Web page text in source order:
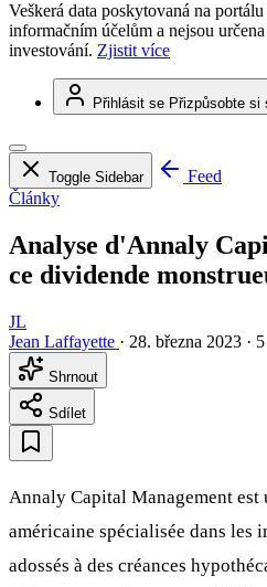
Veškerá data poskytovaná na
informačním účelům a nejsou
investování. Zjistit více
Přihlásit se Přizpůsobte si
Toggle Sidebar
Feed
Články
Analyse d'Annaly
ce dividende
JL
Jean Laffayette · 28. března 2023 ·
Shrnout
Sdílet
Annaly Capital Management est
américaine spécialisée dans les
adossés à des créances